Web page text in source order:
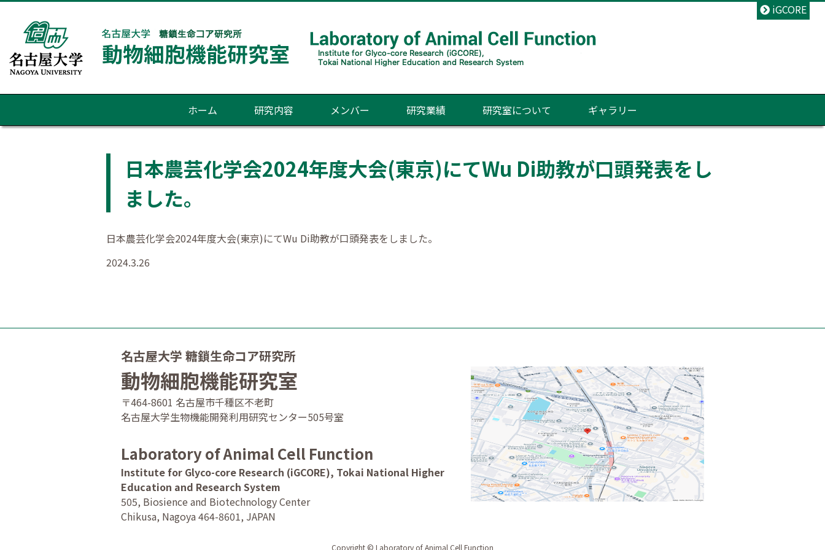
iGCORE
ホーム 研究内容 メンバー 研究業績 研究室について ギャラリー
日本農芸化学会2024年度大会(東京)にてWu Di助教が口頭発表をし
ました。
日本農芸化学会2024年度大会(東京)にてWu Di助教が口頭発表をしました。
2024.3.26
名古屋大学 糖鎖生命コア研究所
動物細胞機能研究室
〒464-8601 名古屋市千種区不老町
名古屋大学生物機能開発利用研究センター505号室
Laboratory of Animal Cell Function
Institute for Glyco-core Research (iGCORE), Tokai National Higher
Education and Research System
505, Biosience and Biotechnology Center
Chikusa, Nagoya 464-8601, JAPAN
Copyright © Laboratory of Animal Cell Function